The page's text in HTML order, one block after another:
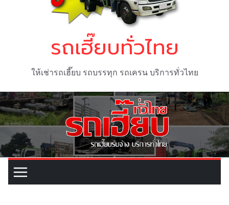
รถเฮี๊ยบทั่วไทย
ให้เช่ารถเฮี๊ยบ รถบรรทุก รถเครน บริการทั่วไทย